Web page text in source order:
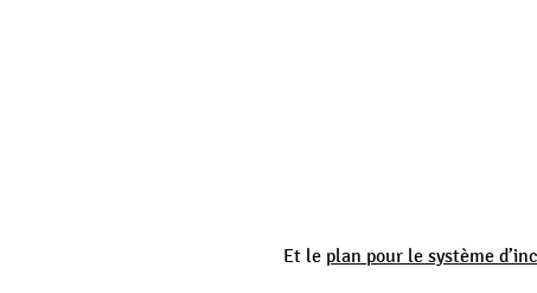
Et le plan pour le système